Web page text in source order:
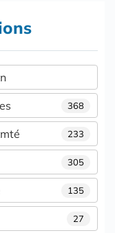
368
233
305
135
27